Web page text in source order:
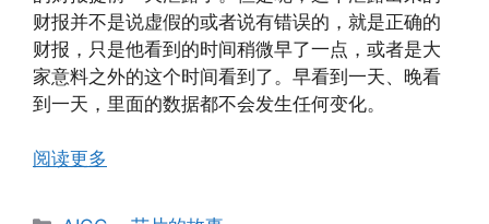
财报并不是说虚假的或者说有错误的，就是正确的
财报，只是他看到的时间稍微早了一点，或者是大
家意料之外的这个时间看到了。早看到一天、晚看
到一天，里面的数据都不会发生任何变化。
阅读更多